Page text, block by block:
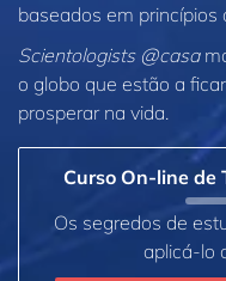
baseados em princípios
Scientologists @casa
o globo que estão a
prosperar na vida.
Curso On‑line de
Os segredos de
aplicá‑lo